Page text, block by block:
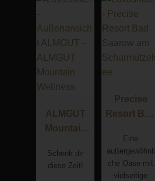
ALMGUT
Mountain
Schenk dir
diese Zeit!
Precise
Resort Bad
Scharmütz
elsee
Eine
außergewöhnli
che Oase mit
vielseitige